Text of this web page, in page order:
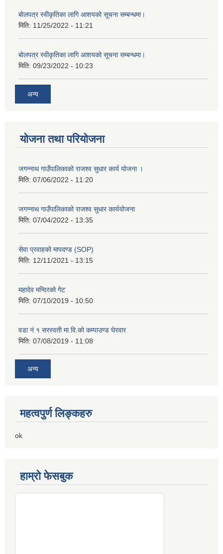
बोलपत्र स्वीकृतिका लागि आशयको सूचना सम्बन्धमा।
मिति: 11/25/2022 - 11:21
बोलपत्र स्वीकृतिका लागि आशयको सूचना सम्बन्धमा।
मिति: 09/23/2022 - 10:23
अन्य
योजना तथा परियोजना
जगन्नाथ गाउँपालिकाको राजश्व सुधार कार्य योजना ।
मिति: 07/06/2022 - 11:20
जगन्नाथ गाउँपालिकाको राजश्व सुधार कार्ययोजना
मिति: 07/04/2022 - 13:35
सेवा प्रवाहको मापदण्ड (SOP)
मिति: 12/11/2021 - 13:15
महादेव मन्दिरको गेट
मिति: 07/10/2019 - 10:50
वडा नं १ सरस्वती मा.वि.काे कम्पाउण्ड घेरवार
मिति: 07/08/2019 - 11:08
अन्य
महत्वपुर्ण लिङ्कहरु
ok
हाम्रो फेसबुक